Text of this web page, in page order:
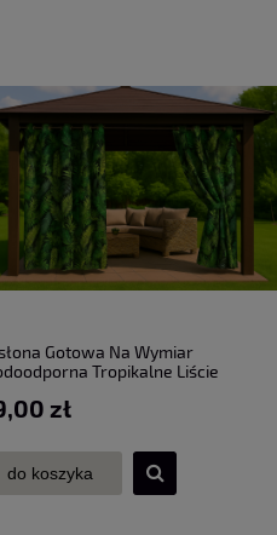
Gotowa Na Wymiar
Tropikalne Liście
zł
do koszyka